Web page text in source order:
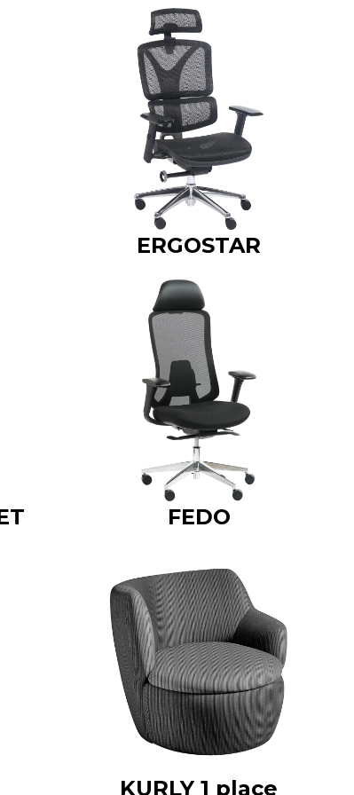
ERGOSTAR
FEDO
KURLY 1 place